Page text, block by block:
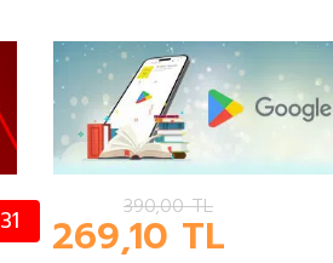
31 390,00TL
269,10 TL